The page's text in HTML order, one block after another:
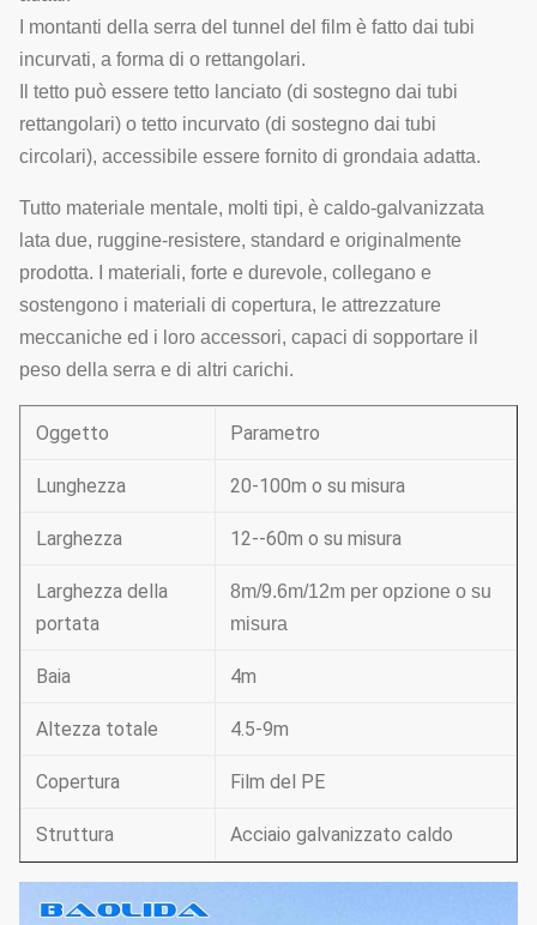
I montanti della serra del tunnel del film è fatto dai tubi
incurvati, a forma di o rettangolari.
Il tetto può essere tetto lanciato (di sostegno dai tubi
rettangolari) o tetto incurvato (di sostegno dai tubi
circolari), accessibile essere fornito di grondaia adatta.
Tutto materiale mentale, molti tipi, è caldo-galvanizzata
lata due, ruggine-resistere, standard e originalmente
prodotta. I materiali, forte e durevole, collegano e
sostengono i materiali di copertura, le attrezzature
meccaniche ed i loro accessori, capaci di sopportare il
peso della serra e di altri carichi.
Oggetto Parametro
Lunghezza 20-100m o su misura
Larghezza 12--60m o su misura
Larghezza della
portata
8m/9.6m/12m per opzione o su
misura
Baia 4m
Altezza totale 4.5-9m
Copertura Film del PE
Struttura Acciaio galvanizzato caldo